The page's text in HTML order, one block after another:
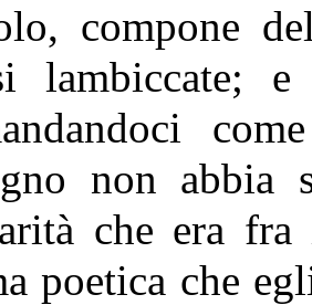
compone
lambiccate;
non abbia
che era
poetica che